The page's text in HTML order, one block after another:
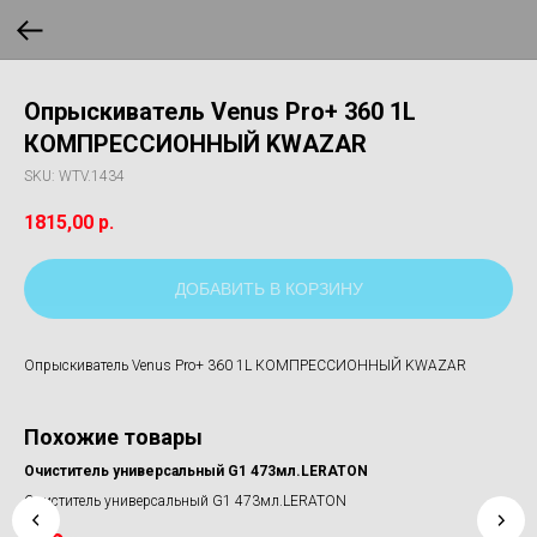
Опрыскиватель Venus Pro+ 360 1L
КОМПРЕССИОННЫЙ KWAZAR
SKU: WTV.1434
1815,00 р.
ДОБАВИТЬ В КОРЗИНУ
Опрыскиватель Venus Pro+ 360 1L КОМПРЕССИОННЫЙ KWAZAR
Похожие товары
Очиститель универсальный G1 473мл.LERATON
Очиститель универсальный G1 473мл.LERATON